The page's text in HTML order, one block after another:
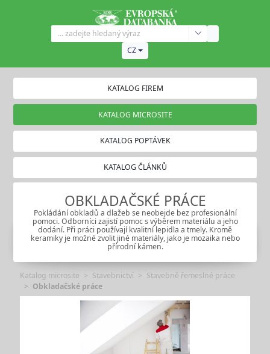
CZ
KATALOG FIREM
KATALOG MICROSITE
KATALOG POPTÁVEK
KATALOG ČLÁNKŮ
OBKLADAČSKÉ PRÁCE
Pokládání obkladů a dlažeb se neobejde bez profesionální
pomoci. Odborníci zajistí pomoc s výběrem materiálu a jeho
dodání. Při práci používají kvalitní lepidla a tmely. Kromě
keramiky je možné zvolit jiné materiály, jako je mozaika nebo
přírodní kámen.
Katalog microsite Stavebnictví
Stavebně řemeslné práce
Obkladačské práce